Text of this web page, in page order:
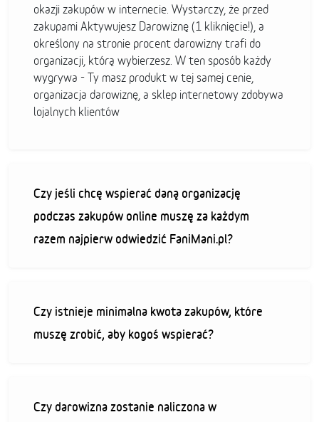
okazji zakupów w internecie. Wystarczy, że przed
zakupami Aktywujesz Darowiznę (1 kliknięcie!), a
określony na stronie procent darowizny trafi do
organizacji, którą wybierzesz. W ten sposób każdy
wygrywa - Ty masz produkt w tej samej cenie,
organizacja darowiznę, a sklep internetowy zdobywa
lojalnych klientów
Czy jeśli chcę wspierać daną organizację
podczas zakupów online muszę za każdym
razem najpierw odwiedzić FaniMani.pl?
Czy istnieje minimalna kwota zakupów, które
muszę zrobić, aby kogoś wspierać?
Czy darowizna zostanie naliczona w